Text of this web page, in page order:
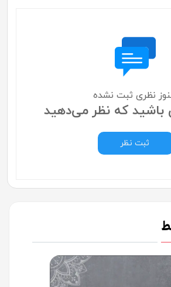
نظری ثبت نشده
باشید که نظر می‌دهید
ثبت نظر